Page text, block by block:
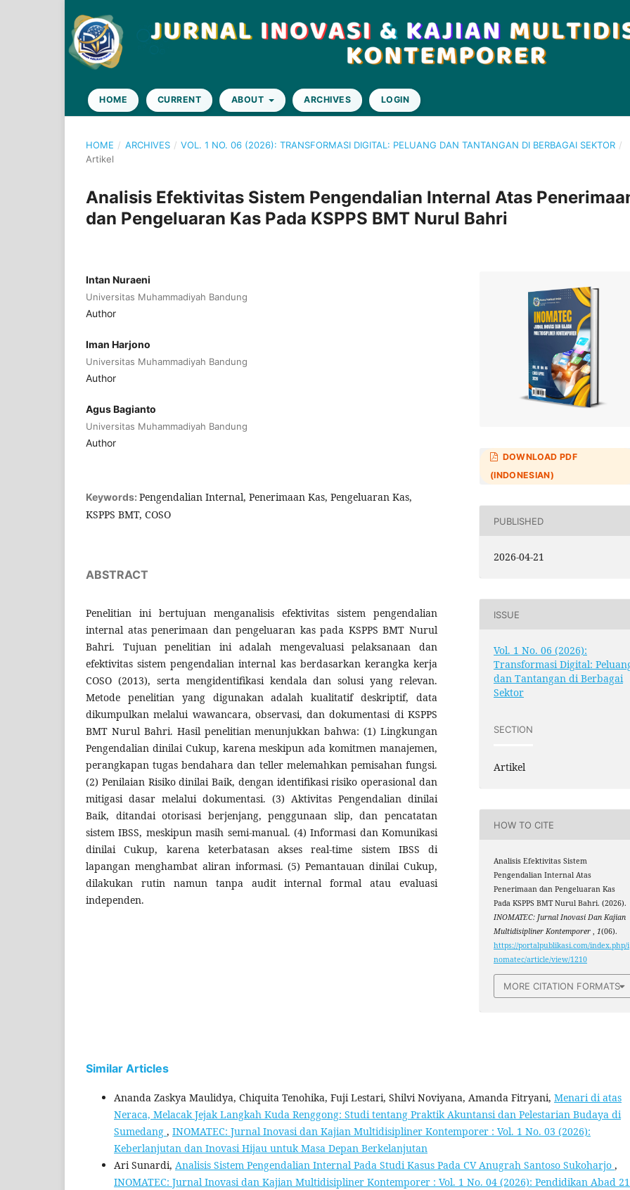
HOME CURRENT ABOUT ARCHIVES LOGIN
HOME / ARCHIVES / VOL. 1 NO. 06 (2026): TRANSFORMASI DIGITAL: PELUANG DAN TANTANGAN DI BERBAGAI SEKTOR /
Artikel
Analisis Efektivitas Sistem Pengendalian Internal Atas
dan Pengeluaran Kas Pada KSPPS BMT Nurul Bahri
Intan Nuraeni
Universitas Muhammadiyah Bandung
Author
Iman Harjono
Universitas Muhammadiyah Bandung
Author
Agus Bagianto
Universitas Muhammadiyah Bandung
Author
Keywords: Pengendalian Internal, Penerimaan Kas, Pengeluaran Kas,
KSPPS BMT, COSO
ABSTRACT
Penelitian ini bertujuan menganalisis efektivitas sistem pengendalian
internal atas penerimaan dan pengeluaran kas pada KSPPS BMT Nurul
Bahri. Tujuan penelitian ini adalah mengevaluasi pelaksanaan dan
efektivitas sistem pengendalian internal kas berdasarkan kerangka kerja
COSO (2013), serta mengidentifikasi kendala dan solusi yang relevan.
Metode penelitian yang digunakan adalah kualitatif deskriptif, data
dikumpulkan melalui wawancara, observasi, dan dokumentasi di KSPPS
BMT Nurul Bahri. Hasil penelitian menunjukkan bahwa: (1) Lingkungan
Pengendalian dinilai Cukup, karena meskipun ada komitmen manajemen,
perangkapan tugas bendahara dan teller melemahkan pemisahan fungsi.
(2) Penilaian Risiko dinilai Baik, dengan identifikasi risiko operasional dan
mitigasi dasar melalui dokumentasi. (3) Aktivitas Pengendalian dinilai
Baik, ditandai otorisasi berjenjang, penggunaan slip, dan pencatatan
sistem IBSS, meskipun masih semi-manual. (4) Informasi dan Komunikasi
dinilai Cukup, karena keterbatasan akses real-time sistem IBSS di
lapangan menghambat aliran informasi. (5) Pemantauan dinilai Cukup,
dilakukan rutin namun tanpa audit internal formal atau evaluasi
independen.
DOWNLOAD PDF
(INDONESIAN)
PUBLISHED
2026-04-21
ISSUE
Vol. 1 No. 06 (2026):
Transformasi Digital:
dan Tantangan di Berbagai
Sektor
SECTION
Artikel
HOW TO CITE
Analisis Efektivitas Sistem
Pengendalian Internal Atas
Penerimaan dan Pengeluaran Kas
Pada KSPPS BMT Nurul Bahri. (2026).
INOMATEC: Jurnal Inovasi Dan Kajian
Multidisipliner Kontemporer,1(06).
https://portalpublikasi.com/index.php/i
nomatec/article/view/1210
MORE CITATION FORMATS
Similar Articles
Ananda Zaskya Maulidya, Chiquita Tenohika, Fuji Lestari, Shilvi Noviyana, Amanda Fitryani, Menari di atas
Neraca, Melacak Jejak Langkah Kuda Renggong: Studi tentang Praktik Akuntansi dan Pelestarian Budaya di
Sumedang , INOMATEC: Jurnal Inovasi dan Kajian Multidisipliner Kontemporer : Vol. 1 No. 03 (2026):
Keberlanjutan dan Inovasi Hijau untuk Masa Depan Berkelanjutan
Ari Sunardi, Analisis Sistem Pengendalian Internal Pada Studi Kasus Pada CV Anugrah Santoso Sukoharjo ,
INOMATEC: Jurnal Inovasi dan Kajian Multidisipliner Kontemporer : Vol. 1 No. 04 (2026): Pendidikan Abad